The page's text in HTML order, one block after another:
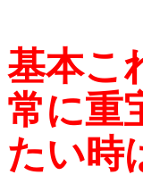
基本こ
常に重
たい時